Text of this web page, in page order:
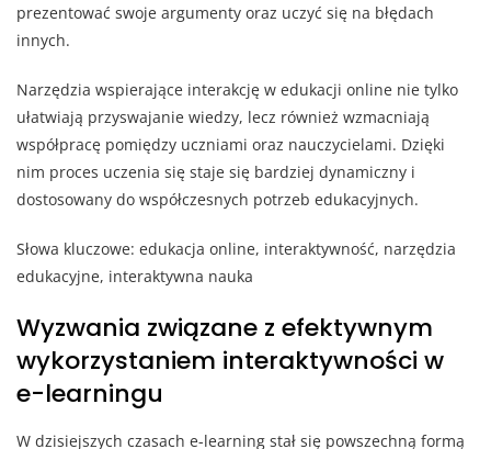
prezentować swoje argumenty oraz uczyć się na błędach
innych.
Narzędzia wspierające interakcję w edukacji online nie tylko
ułatwiają przyswajanie wiedzy, lecz również wzmacniają
współpracę pomiędzy uczniami oraz nauczycielami. Dzięki
nim proces uczenia się staje się bardziej dynamiczny i
dostosowany do współczesnych potrzeb edukacyjnych.
Słowa kluczowe: edukacja online, interaktywność, narzędzia
edukacyjne, interaktywna nauka
Wyzwania związane z efektywnym
wykorzystaniem interaktywności w
e-learningu
W dzisiejszych czasach e-learning stał się powszechną formą